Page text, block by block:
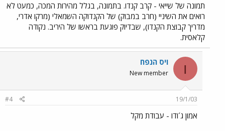
תמונה של שייאי - קרב קנדו. בתמונה, בגלל מהירות המכה, כמעט לא
רואים את השיניי (חרב במבוק) של הקנדוקה השמאלי (מרקו אדרי,
מדריך קבוצת הקנדו), שבדיוק פוגעת בראשו של היריב. נקודה
קלאסית.
ו ויס הנפח
New member
19/1/03
#4
אמון ג´ודו - עבודת מקל